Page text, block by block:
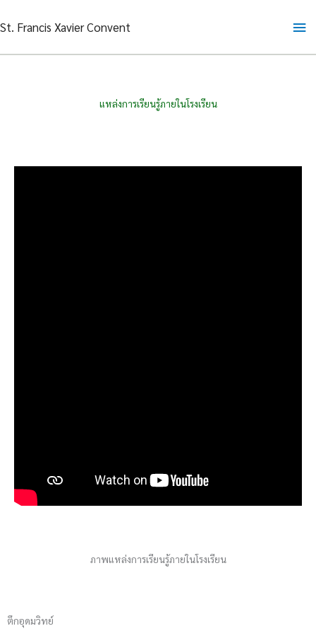
to
St. Francis Xavier Convent
แหล่งการเรียนรู้ภายในโรงเรียน
ภาพแหล่งการเรียนรู้ภายในโรงเรียน
ตึกอุดมวิทย์